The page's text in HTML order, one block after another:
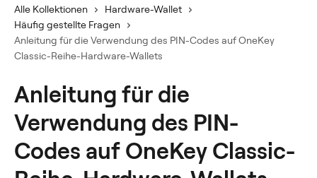
Alle Kollektionen
Hardware-Wallet
Häufig gestellte Fragen
Anleitung für die Verwendung des PIN-Codes auf OneKey
Classic-Reihe-Hardware-Wallets
Anleitung für die
Verwendung des PIN-
Codes auf OneKey Classic-